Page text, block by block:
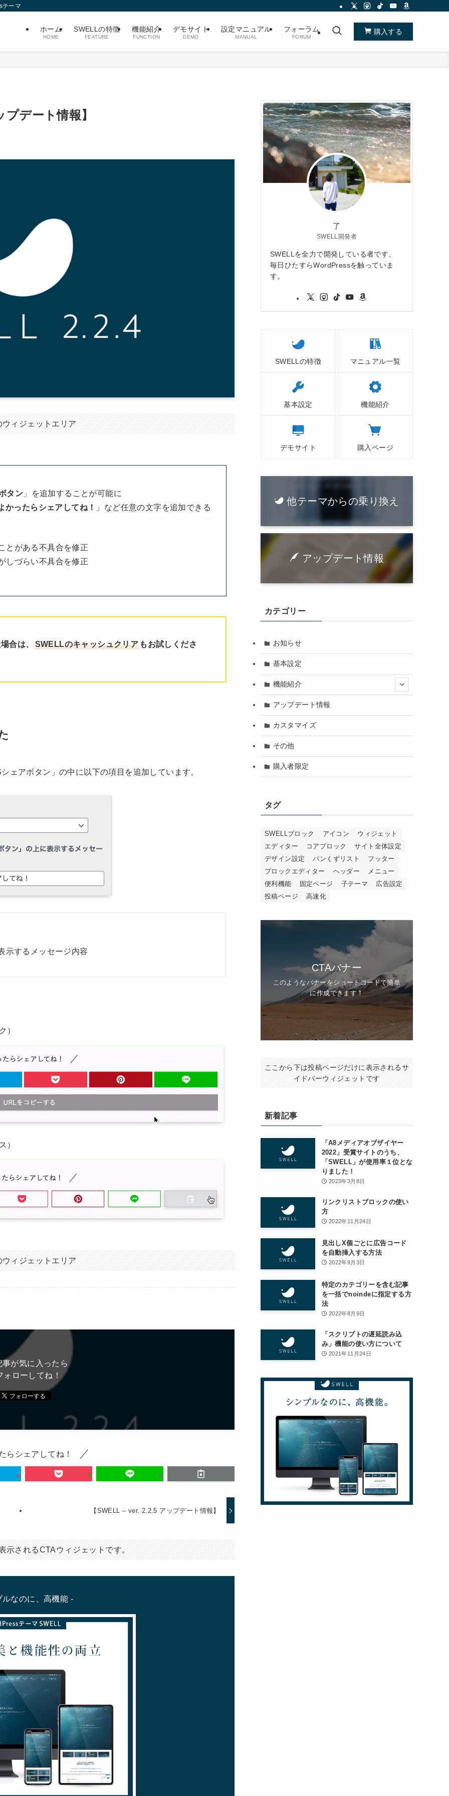
テーマ
ホーム
HOME
SWELLの特徴
FEATURE
機能紹介
FUNCTION
デモサイト
DEMO
設定マニュアル
MANUAL
フォーラム
FORUM
購入する
デート情報】
ウィジェットエリア
タン 」を追加することが可能に
かったらシェアしてね！
」など任意の文字を追加できる
とがある不具合を修正
しづらい不具合を修正
合は、 SWELLのキャッシュクリア もお試しくださ
ェアボタン」の中に以下の項目を追加しています。
示するメッセージ内容
）
）
ウィジェットエリア
事が気に入ったら
ローしてね！
らシェアしてね！
【SWELL – ver. 2.2.5 アップデート情報】
示されるCTAウィジェットです。
ルなのに、高機能 -
了
SWELL開発者
SWELLを全力で開発している者です。
毎日ひたすらWordPressを触っていま
す。
SWELLの特徴 マニュアル一覧
基本設定 機能紹介
デモサイト 購入ページ
他テーマからの乗り換え
アップデート情報
カテゴリー
お知らせ
基本設定
機能紹介
アップデート情報
カスタマイズ
その他
購入者限定
タグ
SWELLブロック アイコン
ウィジェット
エディター
コアブロック
サイト全体設定
デザイン設定
パンくずリスト
フッター
ブロックエディター
ヘッダー
メニュー
便利機能
固定ページ 子テーマ
広告設定
投稿ページ
高速化
CTAバナー
このようなバナーをショートコードで簡単
に作成できます！
ここから下は投稿ページだけに表示されるサ
イドバーウィジェットです
新着記事
「A8メディアオブザイヤー
2022」受賞サイトのうち、
「SWELL」が使用率１位とな
りました！
2023年3月8日
リンクリストブロックの使い
方
2022年11月24日
見出しX個ごとに広告コード
を自動挿入する方法
2022年9月3日
特定のカテゴリーを含む記事
を一括でnoindeに指定する方
法
2022年8月9日
「スクリプトの遅延読み込
み」機能の使い方について
2021年11月24日